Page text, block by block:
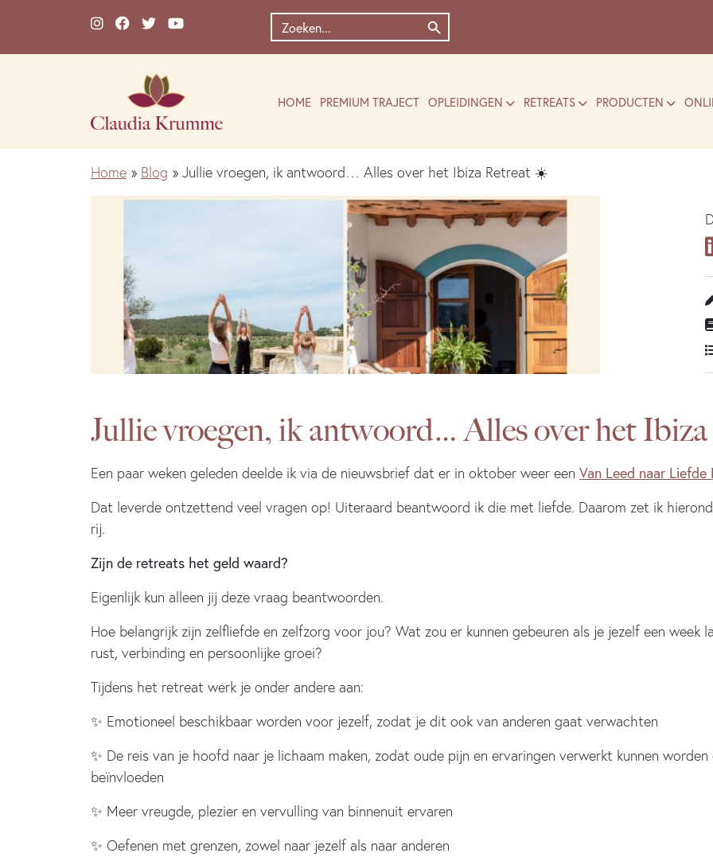
Zoek
naar:
Zoekknop
HOME PREMIUM TRAJECT OPLEIDINGEN RETREATS PRODUCTEN
Home » Blog » Jullie vroegen, ik antwoord… Alles over het Ibiza Retreat ☀️
Jullie vroegen, ik antwoord… Alles over het
Een paar weken geleden deelde ik via de nieuwsbrief dat er in oktober weer een Van Leed naar
Dat leverde ontzettend veel vragen op! Uiteraard beantwoord ik die met liefde. Daarom zet ik
rij.
Zijn de retreats het geld waard?
Eigenlijk kun alleen jij deze vraag beantwoorden.
Hoe belangrijk zijn zelfliefde en zelfzorg voor jou? Wat zou er kunnen gebeuren als je jezelf een week
rust, verbinding en persoonlijke groei?
Tijdens het retreat werk je onder andere aan:
✨ Emotioneel beschikbaar worden voor jezelf, zodat je dit ook van anderen gaat verwachten
✨ De reis van je hoofd naar je lichaam maken, zodat oude pijn en ervaringen verwerkt kunnen
beïnvloeden
✨ Meer vreugde, plezier en vervulling van binnenuit ervaren
✨ Oefenen met grenzen, zowel naar jezelf als naar anderen